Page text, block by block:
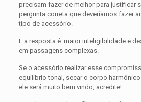
precisam fazer de melhor para justificar
pergunta correta que deveríamos fazer
tipo de acessório.
E a resposta é: maior inteligibilidade e
em passagens complexas.
Se o acessório realizar esse
equilíbrio tonal, secar o corpo
ele será muito bem vindo, acredite!